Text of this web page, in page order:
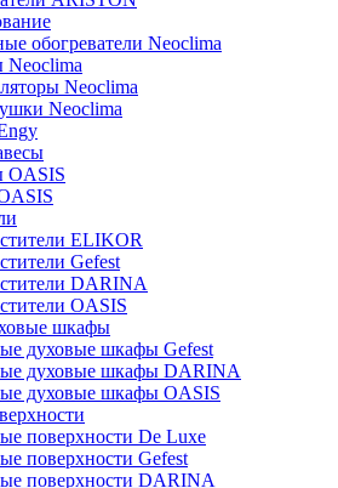
обогреватели Neoclima
Neoclima
Neoclima
Neoclima
OASIS
ELIKOR
Gefest
DARINA
OASIS
шкафы
духовые шкафы Gefest
духовые шкафы DARINA
духовые шкафы OASIS
поверхности De Luxe
поверхности Gefest
поверхности DARINA